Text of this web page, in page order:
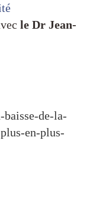
le Dr Jean-
de-la-
en-plus-